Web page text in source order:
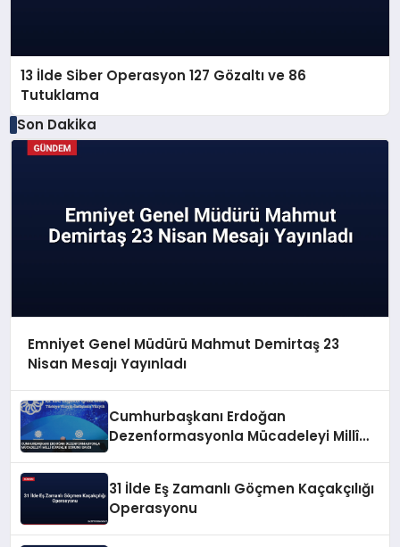
13 İlde Siber Operasyon 127 Gözaltı ve 86
Tutuklama
Son Dakika
Emniyet Genel Müdürü Mahmut Demirtaş 23
Nisan Mesajı Yayınladı
Cumhurbaşkanı Erdoğan
Dezenformasyonla Mücadeleyi Millî
31 İlde Eş Zamanlı Göçmen Kaçakçılığı
Operasyonu